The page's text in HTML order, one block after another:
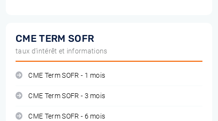
CME TERM SOFR
taux d'intérêt et informations
CME Term SOFR - 1 mois
CME Term SOFR - 3 mois
CME Term SOFR - 6 mois